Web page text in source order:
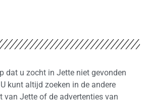
dat u zocht in Jette niet gevonden
kunt altijd zoeken in de andere
van Jette of de advertenties van